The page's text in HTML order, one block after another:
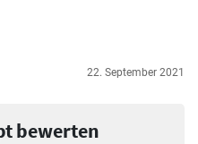
22. September 2021
bewerten